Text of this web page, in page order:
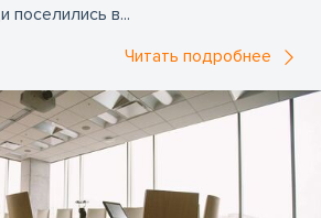
поселились в...
Читать подробнее